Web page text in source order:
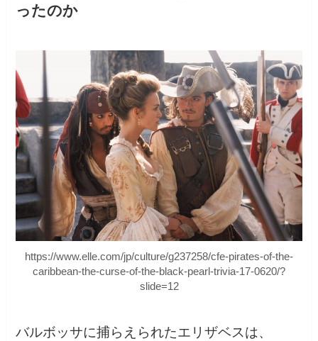
ったのか
https://www.elle.com/jp/culture/g237258/cfe-pirates-of-the-
caribbean-the-curse-of-the-black-pearl-trivia-17-0620/?
slide=12
バルボッサに捕らえられたエリザベスは、